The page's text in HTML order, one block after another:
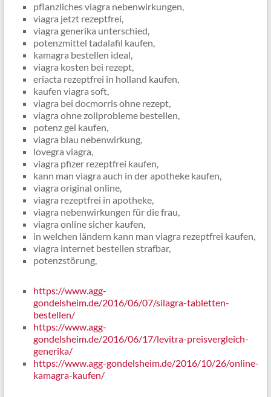
pflanzliches viagra nebenwirkungen,
viagra jetzt rezeptfrei,
viagra generika unterschied,
potenzmittel tadalafil kaufen,
kamagra bestellen ideal,
viagra kosten bei rezept,
eriacta rezeptfrei in holland kaufen,
kaufen viagra soft,
viagra bei docmorris ohne rezept,
viagra ohne zollprobleme bestellen,
potenz gel kaufen,
viagra blau nebenwirkung,
lovegra viagra,
viagra pfizer rezeptfrei kaufen,
kann man viagra auch in der apotheke kaufen,
viagra original online,
viagra rezeptfrei in apotheke,
viagra nebenwirkungen für die frau,
viagra online sicher kaufen,
in welchen ländern kann man viagra rezeptfrei kaufen,
viagra internet bestellen strafbar,
potenzstörung,
https://www.agg-
gondelsheim.de/2016/06/07/silagra-tabletten-
bestellen/
https://www.agg-
gondelsheim.de/2016/06/17/levitra-preisvergleich-
generika/
https://www.agg-gondelsheim.de/2016/10/26/online-
kamagra-kaufen/